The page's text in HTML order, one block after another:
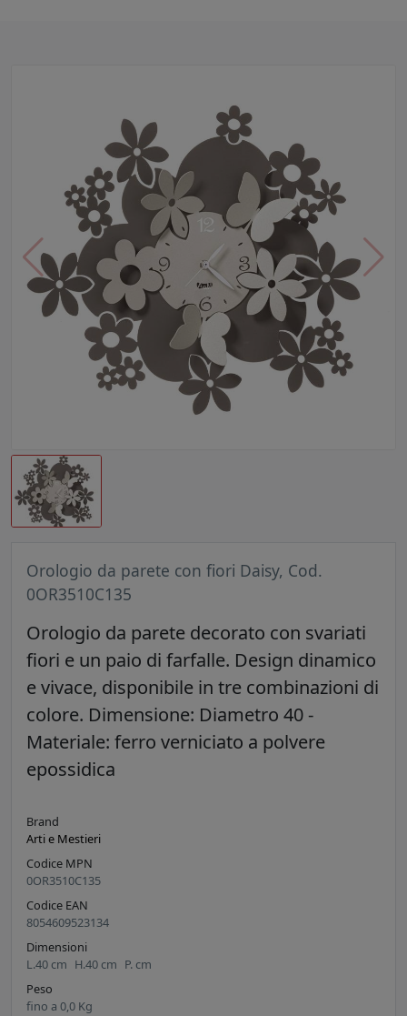
Orologio da parete con fiori Daisy, Cod.
0OR3510C135
Orologio da parete decorato con svariati
fiori e un paio di farfalle. Design dinamico
e vivace, disponibile in tre combinazioni di
colore. Dimensione: Diametro 40 -
Materiale: ferro verniciato a polvere
epossidica
Brand
Arti e Mestieri
Codice MPN
0OR3510C135
Codice EAN
8054609523134
Dimensioni
L.40 cm H.40 cm P. cm
Peso
fino a 0,0 Kg